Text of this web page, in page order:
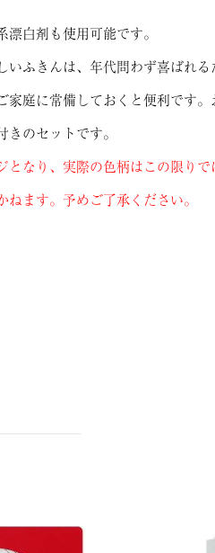
漂白剤も使用可能です。
いふきんは、年代問わず喜ばれ
家庭に常備しておくと便利です
きのセットです。
となり、実際の色柄はこの限り
ねます。予めご了承ください。